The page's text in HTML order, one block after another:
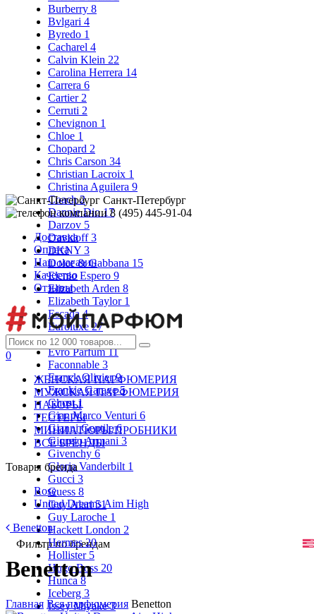
Burberry 8
Bvlgari 4
Byredo 1
Cacharel 4
Calvin Klein 22
Carolina Herrera 14
Carrera 6
Cartier 2
Cerruti 2
Chevignon 1
Chloe 1
Chopard 2
Chris Carson 34
Christian Lacroix 1
Christina Aguilera 9
Coach2
Dannie Dio17
Darzov 5
Davidoff3
DKNY 3
Dolce & Gabbana 15
Elenio Espero 9
Elizabeth Arden 8
Elizabeth Taylor 1
Escada4
Euroluxe27
Evaflor8
Evro Parfum11
Faconnable 3
Franck Olivier9
Frankie Garage5
Ghost1
Gian Marco Venturi 6
Gianni Gentile6
Giorgio Armani 3
Givenchy 6
Gloria Vanderbilt 1
Gucci 3
Guess 8
Guy Alari51
Guy Laroche 1
Hackett London 2
Hermes20
Hollister 5
Hugo Boss 20
Hunca8
Iceberg 3
Issey Miyake3
Санкт-Петербург
8 (495) 445-91-04
Доставка
Оплата
Наш магазин
Качество
Отзывы
0
ЖЕНСКАЯ ПАРФЮМЕРИЯ
МУЖСКАЯ ПАРФЮМЕРИЯ
НАБОРЫ
ТЕСТЕРЫ
МИНИАТЮРЫ/ПРОБНИКИ
ВСЕ БРЕНДЫ
Товары бренда
Rose
United Dreams Aim High
Benetton
Фильтр по брендам
Benetton
Главная Вся парфюмерия Benetton